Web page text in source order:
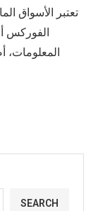
تعتبر الأسواق
الفوركس
المعلومات،
SEARCH